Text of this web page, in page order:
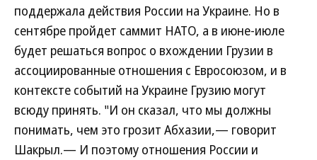
поддержала действия России на Украине. Но в
сентябре пройдет саммит НАТО, а в июне-июле
будет решаться вопрос о вхождении Грузии в
ассоциированные отношения с Евросоюзом, и в
контексте событий на Украине Грузию могут
всюду принять. "И он сказал, что мы должны
понимать, чем это грозит Абхазии,— говорит
Шакрыл.— И поэтому отношения России и